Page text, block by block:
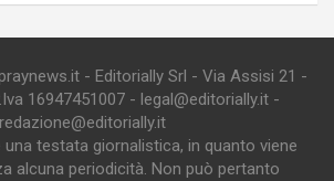
- Editorially Srl - Via Assisi 21 -
16947451007 - legal@editorially.it -
redazione@editorially.it
testata giornalistica, in quanto viene
alcuna periodicità. Non può pertanto